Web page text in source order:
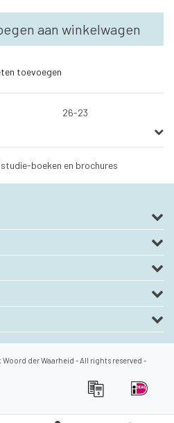
aan winkelwagen
toevoegen
26-23
boeken en brochures
der Waarheid - All rights reserved -